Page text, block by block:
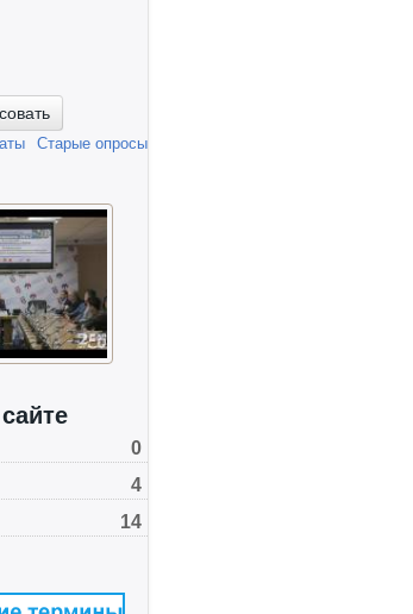
Старые опросы
0
4
14